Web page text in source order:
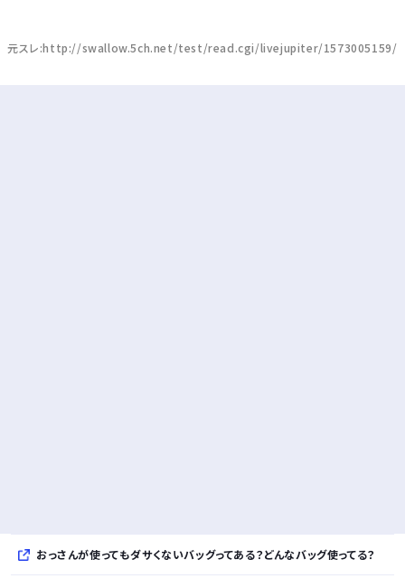
元スレ:http://swallow.5ch.net/test/read.cgi/livejupiter/1573005159/
おっさんが使ってもダサくないバッグってある？どんなバッグ使ってる？